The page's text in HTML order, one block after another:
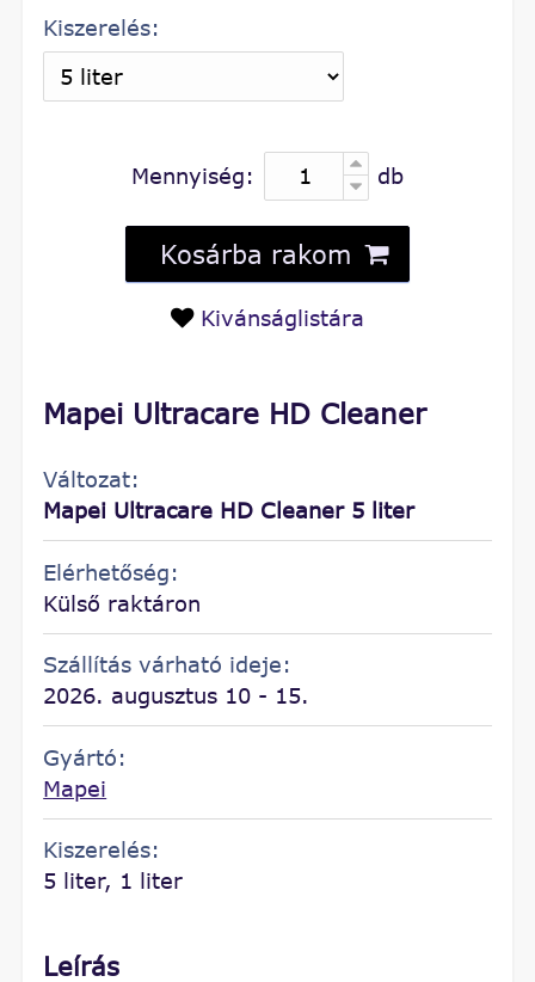
Mapei Ultracare HD Cleaner
Változat:
Mapei Ultracare HD Cleaner 5 liter
Elérhetőség:
Külső raktáron
Szállítás várható ideje:
2026. augusztus 10 - 15.
Gyártó:
Mapei
Kiszerelés:
5 liter, 1 liter
Leírás
Kiszerelés:
Mennyiség: db
Kosárba rakom
Kivánságlistára